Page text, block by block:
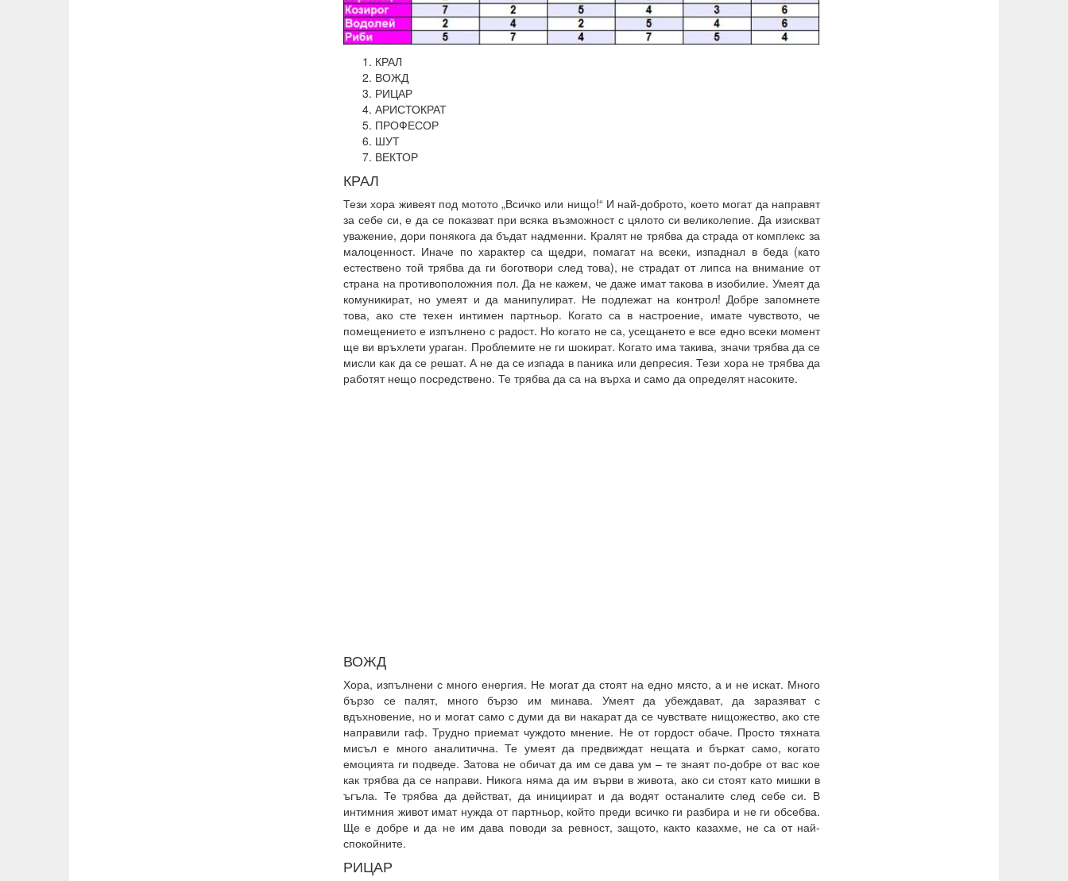
КРАЛ
ВОЖД
РИЦАР
АРИСТОКРАТ
ПРОФЕСОР
ШУТ
ВЕКТОР
КРАЛ
Тези хора живеят под мотото „Всичко или нищо!“ И най-доброто, което могат да направят
за себе си, е да се показват при всяка възможност с цялото си великолепие. Да изискват
уважение, дори понякога да бъдат надменни. Кралят не трябва да страда от комплекс за
малоценност. Иначе по характер са щедри, помагат на всеки, изпаднал в беда (като
естествено той трябва да ги боготвори след това), не страдат от липса на внимание от
страна на противоположния пол. Да не кажем, че даже имат такова в изобилие. Умеят да
комуникират, но умеят и да манипулират. Не подлежат на контрол! Добре запомнете
това, ако сте техен интимен партньор. Когато са в настроение, имате чувството, че
помещението е изпълнено с радост. Но когато не са, усещането е все едно всеки момент
ще ви връхлети ураган. Проблемите не ги шокират. Когато има такива, значи трябва да се
мисли как да се решат. А не да се изпада в паника или депресия. Тези хора не трябва да
работят нещо посредствено. Те трябва да са на върха и само да определят насоките.
ВОЖД
Хора, изпълнени с много енергия. Не могат да стоят на едно място, а и не искат. Много
бързо се палят, много бързо им минава. Умеят да убеждават, да заразяват с
вдъхновение, но и могат само с думи да ви накарат да се чувствате нищожество, ако сте
направили гаф. Трудно приемат чуждото мнение. Не от гордост обаче. Просто тяхната
мисъл е много аналитична. Те умеят да предвиждат нещата и бъркат само, когато
емоцията ги подведе. Затова не обичат да им се дава ум – те знаят по-добре от вас кое
как трябва да се направи. Никога няма да им върви в живота, ако си стоят като мишки в
ъгъла. Те трябва да действат, да инициират и да водят останалите след себе си. В
интимния живот имат нужда от партньор, който преди всичко ги разбира и не ги обсебва.
Ще е добре и да не им дава поводи за ревност, защото, както казахме, не са от най-
спокойните.
РИЦАР